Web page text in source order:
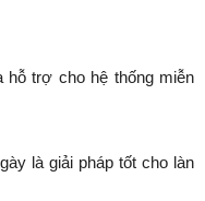
hỗ trợ cho hệ thống miễn
là giải pháp tốt cho làn